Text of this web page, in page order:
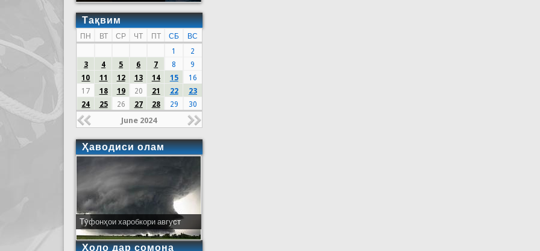
Тақвим
ПН ВТ СР ЧТ ПТ СБ
ВС
1
2
3
4 5 6 7 8
9
10
11 12 13 14 15
16
17
18 19 20 21 22
23
24
25 26 27 28 29 30
June 2024
Ҳаводиси олам
Тӯфонҳои харобкори август
Ҳоло дар сомона